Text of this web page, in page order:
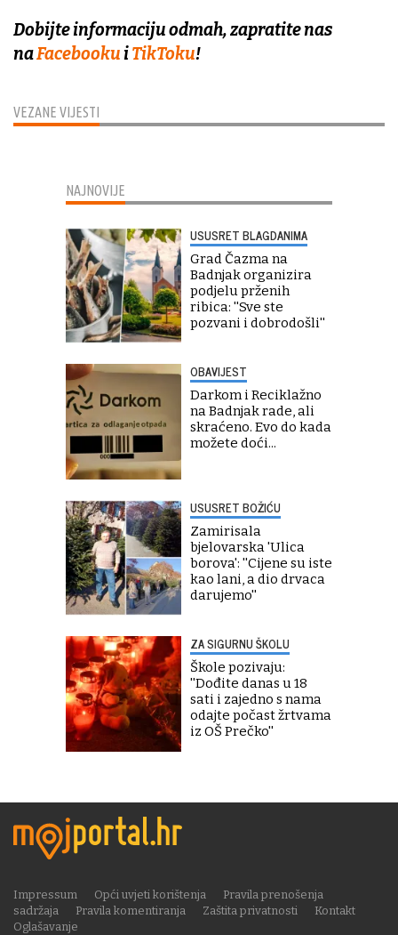
VEZANE VIJESTI
Dobijte informaciju odmah, zapratite nas
naFacebookuiTikToku!
NAJNOVIJE
USUSRET BLAGDANIMA
Grad Čazma na
Badnjak organizira
podjelu prženih
ribica: ''Sve ste
pozvani i dobrodošli''
OBAVIJEST
Darkom i Reciklažno
na Badnjak rade, ali
skraćeno. Evo do kada
možete doći...
USUSRET BOŽIĆU
Zamirisala
bjelovarska 'Ulica
borova': ''Cijene su iste
kao lani, a dio drvaca
darujemo''
ZA SIGURNU ŠKOLU
Škole pozivaju:
''Dođite danas u 18
sati i zajedno s nama
odajte počast žrtvama
iz OŠ Prečko''
Impressum Opći uvjeti korištenja
Pravila prenošenja
sadržaja
Pravila komentiranja Zaštita privatnosti
Kontakt
Oglašavanje